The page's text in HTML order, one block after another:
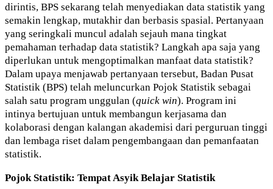
dirintis, BPS sekarang telah menyediakan data statistik yang
semakin lengkap, mutakhir dan berbasis spasial. Pertanyaan
yang seringkali muncul adalah sejauh mana tingkat
pemahaman terhadap data statistik? Langkah apa saja yang
diperlukan untuk mengoptimalkan manfaat data statistik?
Dalam upaya menjawab pertanyaan tersebut, Badan Pusat
Statistik (BPS) telah meluncurkan Pojok Statistik sebagai
salah satu program unggulan (quick win). Program ini
intinya bertujuan untuk membangun kerjasama dan
kolaborasi dengan kalangan akademisi dari perguruan tinggi
dan lembaga riset dalam pengembangaan dan pemanfaatan
statistik.
Pojok Statistik: Tempat Asyik Belajar Statistik